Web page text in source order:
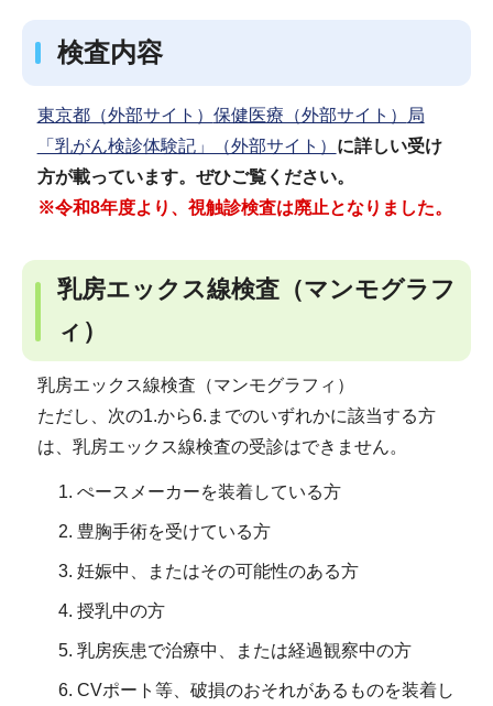
検査内容
東京都（外部サイト） 保健医療（外部サイト）
局
「乳がん検診体験記」（外部サイト） に詳しい受け
方が載っています。ぜひご覧ください。
※令和8年度より、視触診検査は廃止となりました。
乳房エックス線検査（マンモグラフ
ィ）
乳房エックス線検査（マンモグラフィ）
ただし、次の1.から6.までのいずれかに該当する方
は、乳房エックス線検査の受診はできません。
ぺースメーカーを装着している方
豊胸手術を受けている方
妊娠中、またはその可能性のある方
授乳中の方
乳房疾患で治療中、または経過観察中の方
CVポート等、破損のおそれがあるものを装着し